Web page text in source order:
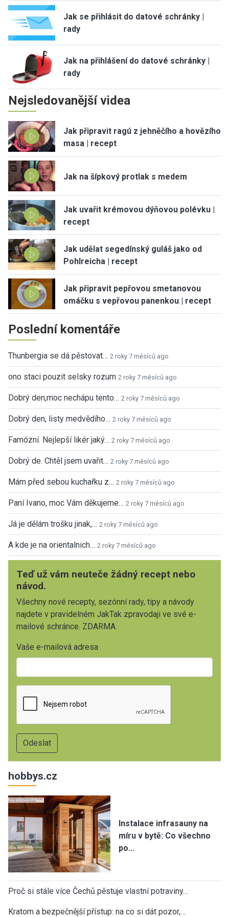
Jak se přihlásit do datové schránky |
rady
Jak na přihlášení do datové schránky |
rady
Nejsledovanější videa
Jak připravit ragú z jehněčího a hovězího
masa | recept
Jak na šípkový protlak s medem
Jak uvařit krémovou dýňovou polévku |
recept
Jak udělat segedínský guláš jako od
Pohlreicha | recept
Jak připravit pepřovou smetanovou
omáčku s vepřovou panenkou | recept
Poslední komentáře
Thunbergia se dá pěstovat… 2 roky 7 měsíců ago
ono staci pouzit selsky rozum 2 roky 7 měsíců ago
Dobrý den,moc nechápu tento… 2 roky 7 měsíců ago
Dobrý den, listy medvědího… 2 roky 7 měsíců ago
Famózní. Nejlepší likér jaký… 2 roky 7 měsíců ago
Dobrý de. Chtěl jsem uvařit… 2 roky 7 měsíců ago
Mám před sebou kuchařku z… 2 roky 7 měsíců ago
Paní Ivano, moc Vám děkujeme… 2 roky 7 měsíců ago
Já je dělám trošku jinak,… 2 roky 7 měsíců ago
A kde je na orientalnich… 2 roky 7 měsíců ago
Teď už vám neuteče žádný recept nebo
návod.
Všechny nové recepty, sezónní rady, tipy a návody
najdete v pravidelném JakTak zpravodaji ve své e-
mailové schránce. ZDARMA.
Vaše e-mailová adresa
hobbys.cz
Instalace infrasauny na
míru v bytě: Co všechno
po…
Proč si stále více Čechů pěstuje vlastní potraviny…
Kratom a bezpečnější přístup: na co si dát pozor,…